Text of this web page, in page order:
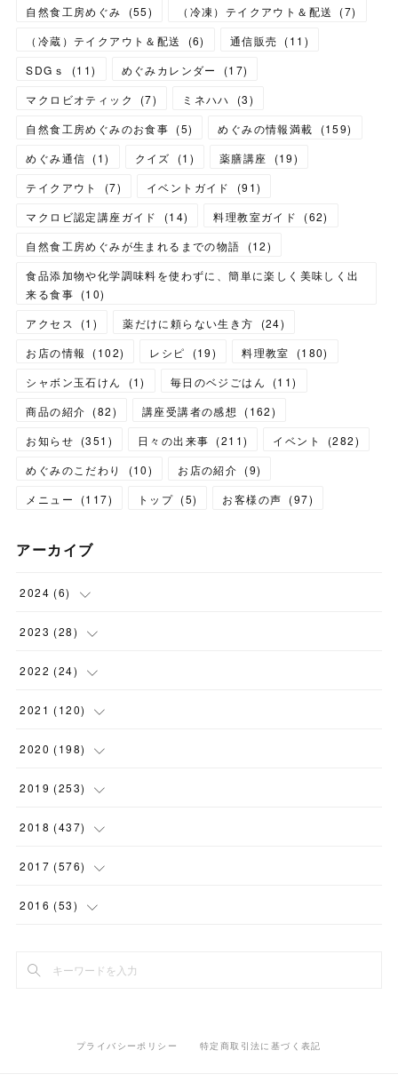
自然食工房めぐみ
(55) （冷凍）テイクアウト＆配送 (7)
（冷蔵）テイクアウト＆配送
(6) 通信販売 (11 )
SDGｓ
(11) めぐみカレンダー (17)
マクロビオティック
(7) ミネハハ (3)
自然食工房めぐみのお食事 (5) めぐみの情報満載 (159)
めぐみ通信 (1) クイズ (1 ) 薬膳講座 (19)
テイクアウト
(7) イベントガイド (91)
マクロビ認定講座ガイド
(14) 料理教室ガイド (62)
自然食工房めぐみが生まれるまでの物語
(12)
食品添加物や化学調味料を使わずに、簡単に楽しく美味しく出
来る食事 (10)
アクセス
(1 ) 薬だけに頼らない生き方 (24)
お店の情報
(102) レシピ (19) 料理教室 (180)
シャボン玉石けん
(1) 毎日のベジごはん (11)
商品の紹介 (82) 講座受講者の感想 (162)
お知らせ (351 ) 日々の出来事 (211) イベント (282)
めぐみのこだわり
(10) お店の紹介 (9)
メニュー
(117) トップ (5) お客様の声 (97)
アーカイブ
2024 (6)
(1)
(1 )
(1)
( 1 )
2023 (28)
(2)
(1)
(1)
(2 )
(2)
2022 (24)
(5)
(2)
(2)
( 1 )
(3)
2021 (120)
(12)
(3)
(1)
(9)
(19)
14)
2020 (198)
(12)
(11)
(12)
(22
(17)
15)
2019 (253)
(14)
(27)
(22
(32)
20)
2018 (437)
(23)
(24
( 14)
33)
2017 (576)
(44
44)
37)
2016 (53)
20)
プライバシーポリシー 特定商取引法に基づく表記